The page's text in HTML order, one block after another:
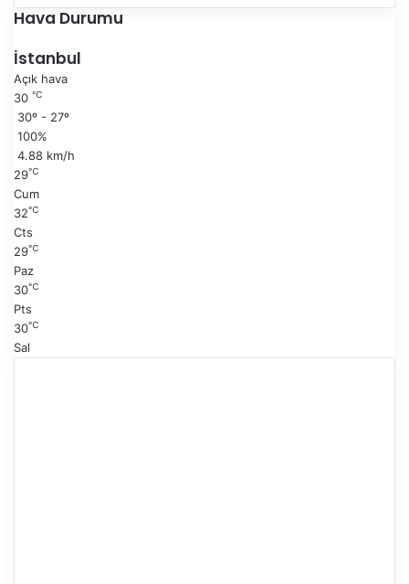
e
k
s
a
a
n
k
i
y
f
Hava Durumu
İstanbul
Açık hava
30 ℃
30º - 27º
100%
4.88 km/h
29℃
Cum
32℃
Cts
29℃
Paz
30℃
Pts
30℃
Sal